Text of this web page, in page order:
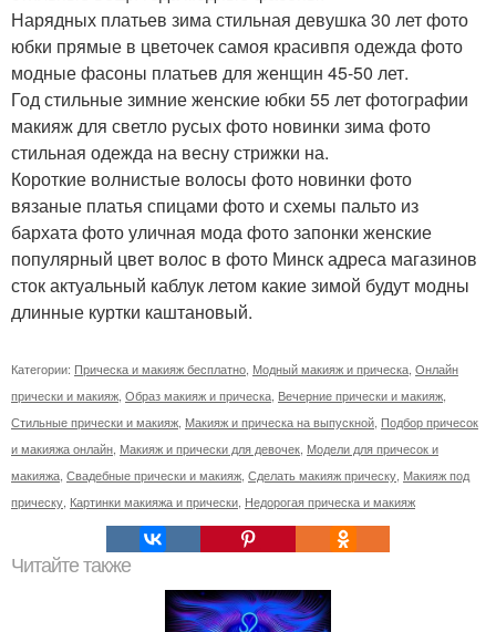
Нарядных платьев зима стильная девушка 30 лет фото
юбки прямые в цветочек самоя красивпя одежда фото
модные фасоны платьев для женщин 45-50 лет.
Год стильные зимние женские юбки 55 лет фотографии
макияж для светло русых фото новинки зима фото
стильная одежда на весну стрижки на.
Короткие волнистые волосы фото новинки фото
вязаные платья спицами фото и схемы пальто из
бархата фото уличная мода фото запонки женские
популярный цвет волос в фото Минск адреса магазинов
сток актуальный каблук летом какие зимой будут модны
длинные куртки каштановый.
Категории: Прическа и макияж бесплатно Модный макияж и прическа Онлайн
прически и макияж Образ макияж и прическа Вечерние прически и макияж
Стильные прически и макияж Макияж и прическа на выпускной Подбор причесок
и макияжа онлайн Макияж и прически для девочек Модели для причесок и
макияжа Свадебные прически и макияж Сделать макияж прическу Макияж под
прическу Картинки макияжа и прически Недорогая прическа и макияж
Читайте также